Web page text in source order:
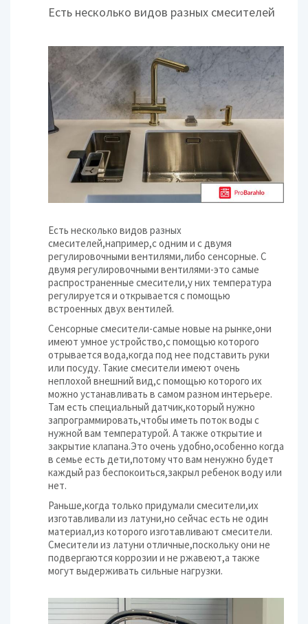
Есть несколько видов разных смесителей
Есть несколько видов разных
смесителей,например,с одним и с двумя
регулировочными вентилями,либо сенсорные. С
двумя регулировочными вентилями-это самые
распространенные смесители,у них температура
регулируется и открывается с помощью
встроенных двух вентилей.
Сенсорные смесители-самые новые на рынке,они
имеют умное устройство,с помощью которого
отрывается вода,когда под нее подставить руки
или посуду. Такие смесители имеют очень
неплохой внешний вид,с помощью которого их
можно устанавливать в самом разном интерьере.
Там есть специальный датчик,который нужно
запрограммировать,чтобы иметь поток воды с
нужной вам температурой. А также открытие и
закрытие клапана.Это очень удобно,особенно когда
в семье есть дети,потому что вам ненужно будет
каждый раз беспокоиться,закрыл ребенок воду или
нет.
Раньше,когда только придумали смесители,их
изготавливали из латуни,но сейчас есть не один
материал,из которого изготавливают смесители.
Смесители из латуни отличные,поскольку они не
подвергаются коррозии и не ржавеют,а также
могут выдерживать сильные нагрузки.